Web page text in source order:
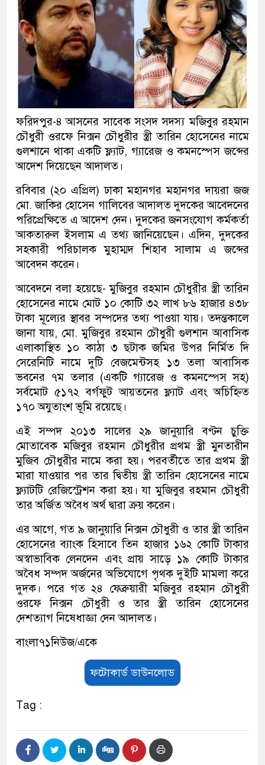
ফরিদপুর-৪ আসনের সাবেক সংসদ সদস্য মজিবুর রহমান
চৌধুরী ওরফে নিক্সন চৌধুরীর স্ত্রী তারিন হোসেনের নামে
গুলশানে থাকা একটি ফ্ল্যাট, গ্যারেজ ও কমনস্পেস জব্দের
আদেশ দিয়েছেন আদালত।
রবিবার (২০ এপ্রিল) ঢাকা মহানগর মহানগর দায়রা জজ
মো. জাকির হোসেন গালিবের আদালত দুদকের আবেদনের
পরিপ্রেক্ষিতে এ আদেশ দেন। দুদকের জনসংযোগ কর্মকর্তা
আকতারুল ইসলাম এ তথ্য জানিয়েছেন। এদিন, দুদকের
সহকারী পরিচালক মুহাম্মদ শিহাব সালাম এ জব্দের
আবেদন করেন।
আবেদনে বলা হয়েছে- মুজিবুর রহমান চৌধুরীর স্ত্রী তারিন
হোসেনের নামে মোট ১০ কোটি ৩২ লাখ ৮৬ হাজার ৪৩৮
টাকা মূল্যের স্থাবর সম্পদের তথ্য পাওয়া যায়। তদন্তকালে
জানা যায়, মো. মুজিবুর রহমান চৌধুরী গুলশান আবাসিক
এলাকাস্থিত ১০ কাঠা ৩ ছটাক জমির উপর নির্মিত দি
সেরেনিটি নামে দুটি বেজমেন্টসহ ১৩ তলা আবাসিক
ভবনের ৭ম তলার (একটি গ্যারেজ ও কমনস্পেস সহ)
সর্বমোট ৫১৭২ বর্গফুট আয়তনের ফ্ল্যাট এবং অচিহ্নিত
১৭০ অযুতাংশ ভূমি রয়েছে।
এই সম্পদ ২০১৩ সালের ২৯ জানুয়ারি বণ্টন চুক্তি
মোতাবেক মজিবুর রহমান চৌধুরীর প্রথম স্ত্রী মুনতারীন
মুজিব চৌধুরীর নামে করা হয়। পরবর্তীতে তার প্রথম স্ত্রী
মারা যাওয়ার পর তার দ্বিতীয় স্ত্রী তারিন হোসেনের নামে
ফ্ল্যাটটি রেজিস্ট্রেশন করা হয়। যা মুজিবুর রহমান চৌধুরী
তার অর্জিত অবৈধ অর্থ দ্বারা ক্রয় করেন।
এর আগে, গত ৯ জানুয়ারি নিক্সন চৌধুরী ও তার স্ত্রী তারিন
হোসেনের ব্যাংক হিসাবে তিন হাজার ১৬২ কোটি টাকার
অস্বাভাবিক লেনদেন এবং প্রায় সাড়ে ১৯ কোটি টাকার
অবৈধ সম্পদ অর্জনের অভিযোগে পৃথক দুইটি মামলা করে
দুদক। পরে গত ২৪ ফেব্রুয়ারী মজিবুর রহমান চৌধুরী
ওরফে নিক্সন চৌধুরী ও তার স্ত্রী তারিন হোসেনের
দেশত্যাগ নিষেধাজ্ঞা দেন আদালত।
বাংলা৭১নিউজ/একে
ফটোকার্ড ডাউনলোড
Tag :